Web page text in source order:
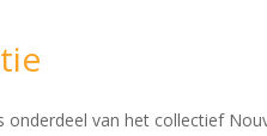
van het collectief